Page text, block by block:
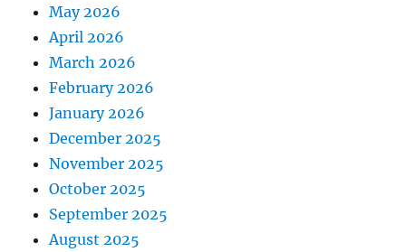
May 2026
April 2026
March 2026
February 2026
January 2026
December 2025
November 2025
October 2025
September 2025
August 2025